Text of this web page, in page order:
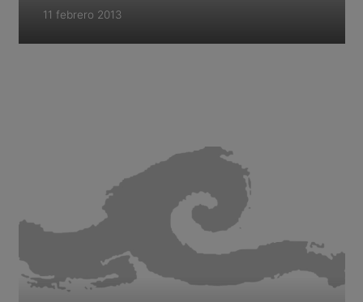
11 febrero 2013